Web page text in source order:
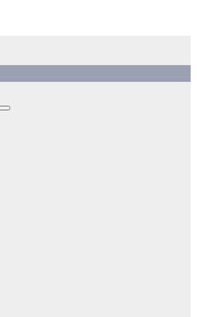
汽车，HMI，人车交互，智能车